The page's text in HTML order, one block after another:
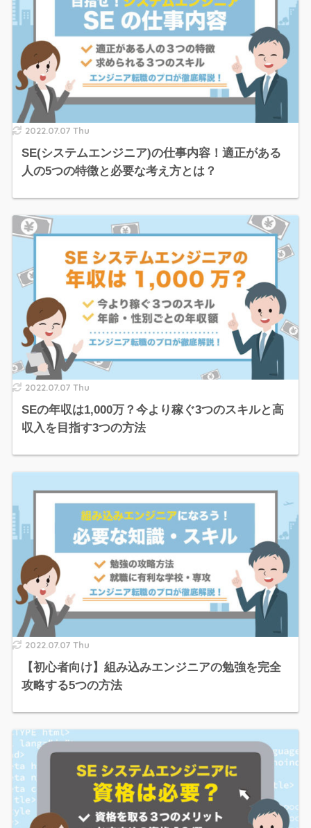
2022.07.07 Thu
SE(システムエンジニア)の仕事内容！適正がある
人の5つの特徴と必要な考え方とは？
2022.07.07 Thu
SEの年収は1,000万？今より稼ぐ3つのスキルと高
収入を目指す3つの方法
2022.07.07 Thu
【初心者向け】組み込みエンジニアの勉強を完全
攻略する5つの方法